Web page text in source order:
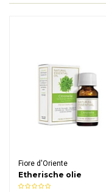
Fiore d'Oriente
Etherische olie
Eucalyptus Biologisch